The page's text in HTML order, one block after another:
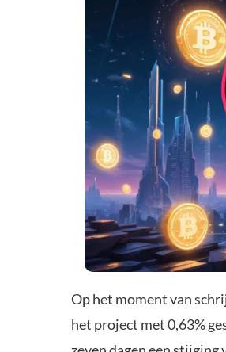
Op het moment van
het project met 0,63%